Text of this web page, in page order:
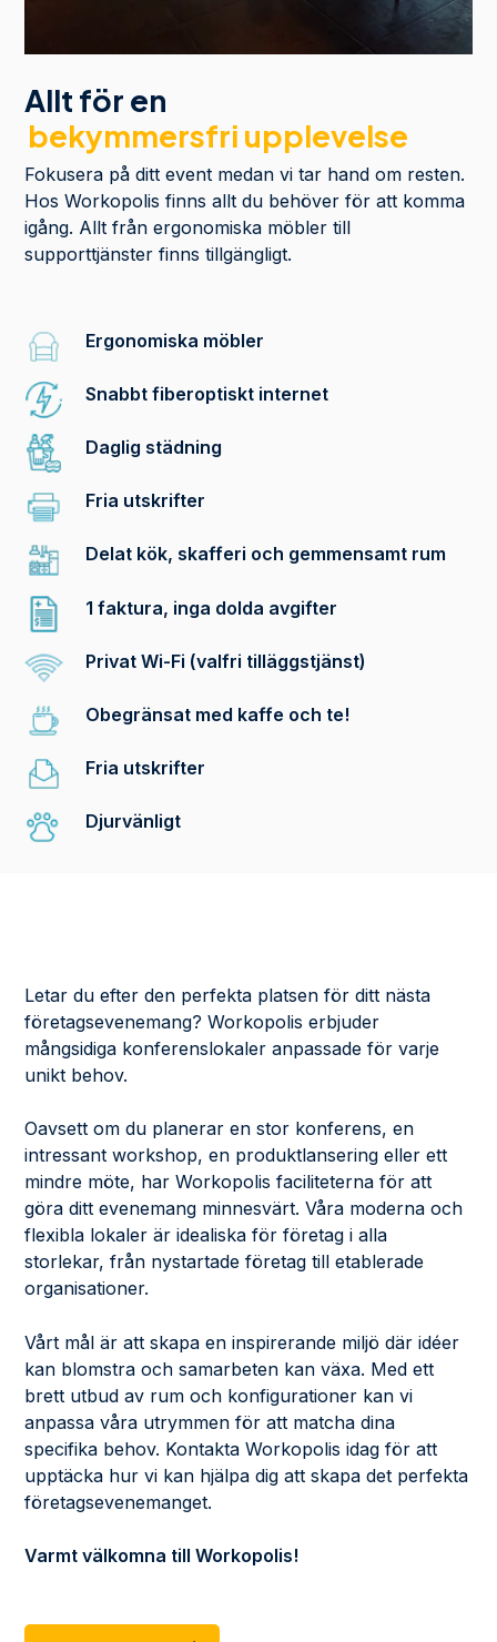
Allt för en
bekymmersfri upplevelse
Fokusera på ditt event medan vi tar hand om resten.
Hos Workopolis finns allt du behöver för att komma
igång. Allt från ergonomiska möbler till
supporttjänster finns tillgängligt.
Ergonomiska möbler
Snabbt fiberoptiskt internet
Daglig städning
Fria utskrifter
Delat kök, skafferi och gemmensamt rum
1 faktura, inga dolda avgifter
Privat Wi-Fi (valfri tilläggstjänst)
Obegränsat med kaffe och te!
Fria utskrifter
Djurvänligt
Letar du efter den perfekta platsen för ditt nästa
företagsevenemang? Workopolis erbjuder
mångsidiga konferenslokaler anpassade för varje
unikt behov.
Oavsett om du planerar en stor konferens, en
intressant workshop, en produktlansering eller ett
mindre möte, har Workopolis faciliteterna för att
göra ditt evenemang minnesvärt. Våra moderna och
flexibla lokaler är idealiska för företag i alla
storlekar, från nystartade företag till etablerade
organisationer.
Vårt mål är att skapa en inspirerande miljö där idéer
kan blomstra och samarbeten kan växa. Med ett
brett utbud av rum och konfigurationer kan vi
anpassa våra utrymmen för att matcha dina
specifika behov. Kontakta Workopolis idag för att
upptäcka hur vi kan hjälpa dig att skapa det perfekta
företagsevenemanget.
Varmt välkomna till Workopolis!